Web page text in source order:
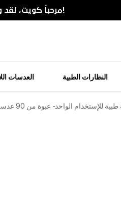
!مرحباً كويت، لقد
النظارات الطبية العدسات
الواحد - عبوة من 90 عدسة